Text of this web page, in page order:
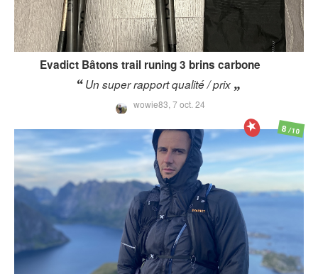
Evadict Bâtons trail runing 3 brins carbone
Un super rapport qualité / prix
wowie83, 7 oct. 24
8/10